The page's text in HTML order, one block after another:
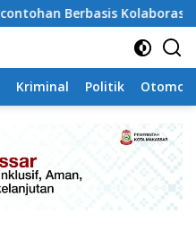
Kolaborasi Warga
Kriminal Politik